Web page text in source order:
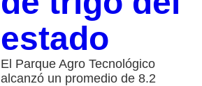
estado
El Parque Agro Tecnológico
alcanzó un promedio de 8.2